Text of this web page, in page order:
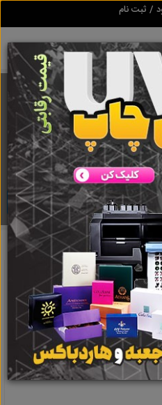
/ ثبت نام
ابزاریراق
و یراق آلات عمومی و صنعتی
دانلود
یافت نشد